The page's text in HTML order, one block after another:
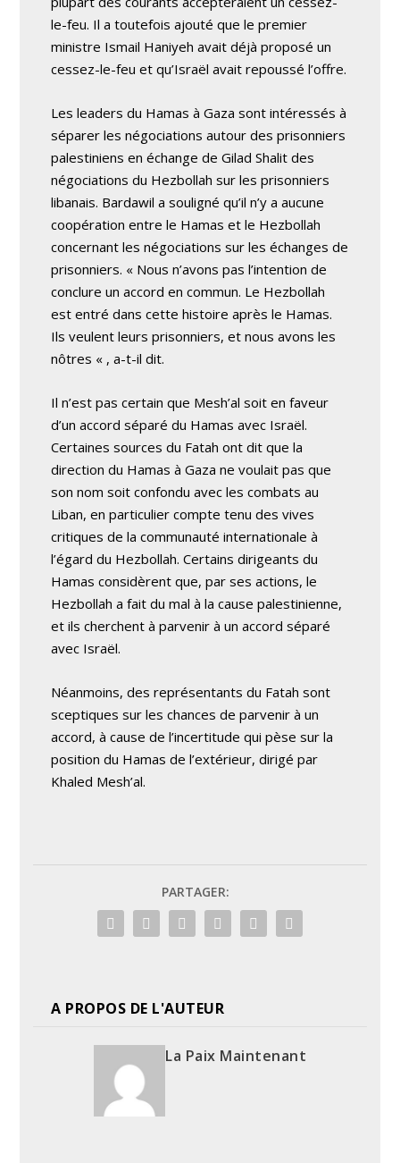
le-feu. Il a toutefois ajouté que le premier
ministre Ismail Haniyeh avait déjà proposé un
cessez-le-feu et qu’Israël avait repoussé l’offre.
Les leaders du Hamas à Gaza sont intéressés à
séparer les négociations autour des prisonniers
palestiniens en échange de Gilad Shalit des
négociations du Hezbollah sur les prisonniers
libanais. Bardawil a souligné qu’il n’y a aucune
coopération entre le Hamas et le Hezbollah
concernant les négociations sur les échanges de
prisonniers. « Nous n’avons pas l’intention de
conclure un accord en commun. Le Hezbollah
est entré dans cette histoire après le Hamas.
Ils veulent leurs prisonniers, et nous avons les
nôtres « , a-t-il dit.
Il n’est pas certain que Mesh’al soit en faveur
d’un accord séparé du Hamas avec Israël.
Certaines sources du Fatah ont dit que la
direction du Hamas à Gaza ne voulait pas que
son nom soit confondu avec les combats au
Liban, en particulier compte tenu des vives
critiques de la communauté internationale à
l’égard du Hezbollah. Certains dirigeants du
Hamas considèrent que, par ses actions, le
Hezbollah a fait du mal à la cause palestinienne,
et ils cherchent à parvenir à un accord séparé
avec Israël.
Néanmoins, des représentants du Fatah sont
sceptiques sur les chances de parvenir à un
accord, à cause de l’incertitude qui pèse sur la
position du Hamas de l’extérieur, dirigé par
Khaled Mesh’al.
PARTAGER:
A PROPOS DE L'AUTEUR
La Paix Maintenant